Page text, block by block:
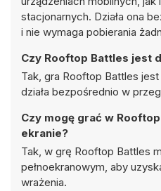
stacjonarnych. Działa ona
i nie wymaga pobierania
Czy Rooftop Battles jest
Tak, gra Rooftop Battles
działa bezpośrednio w
Czy mogę grać w
ekranie?
Tak, w grę Rooftop Battles
pełnoekranowym, aby
wrażenia.